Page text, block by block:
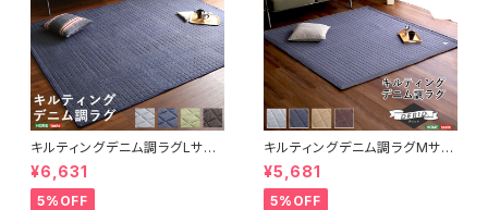
キルティングデニム調ラグLサイ
ズ(190x240cm)オールシーズ
ン、滑り止め付き、手洗い対応【D
erid-デリッド-】 DRG-L
¥6,631
5%OFF
キルティングデニム調ラグMサイ
ズ(185x185cm)オールシーズ
ン、滑り止め付き、手洗い対応【D
erid-デリッド-】 DRG-M
¥5,681
5%OFF